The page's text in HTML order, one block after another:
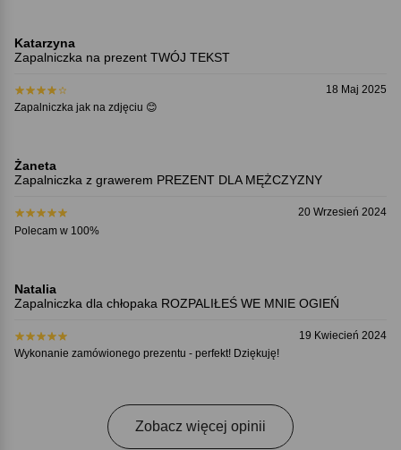
Zapalniczka na prezent TWÓJ TEKST
Katarzyna
18 Maj 2025
Zapalniczka jak na zdjęciu 😊
Zapalniczka z grawerem PREZENT DLA MĘŻCZYZNY
Żaneta
20 Wrzesień 2024
Polecam w 100%
Zapalniczka dla chłopaka ROZPALIŁEŚ WE MNIE OGIEŃ
Natalia
19 Kwiecień 2024
Wykonanie zamówionego prezentu - perfekt! Dziękuję!
Zobacz więcej opinii